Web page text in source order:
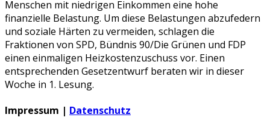
Menschen mit niedrigen Einkommen eine hohe
finanzielle Belastung. Um diese Belastungen abzufedern
und soziale Härten zu vermeiden, schlagen die
Fraktionen von SPD, Bündnis 90/Die Grünen und FDP
einen einmaligen Heizkostenzuschuss vor. Einen
entsprechenden Gesetzentwurf beraten wir in dieser
Woche in 1. Lesung.
Impressum | Datenschutz